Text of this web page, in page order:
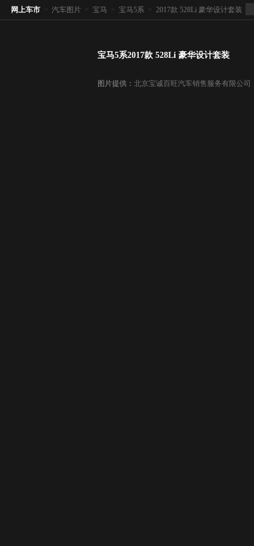
网上车市 > 汽车图片 > 宝马 > 宝马5系 > 2017款 528Li 豪华设计套装
宝马5系2017款 528Li 豪华设计套装
图片提供： 北京宝诚百旺汽车销售服务有限公司